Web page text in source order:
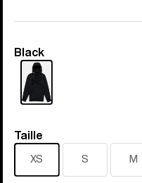
Couleur
Black
Taille
Taille
XS S M